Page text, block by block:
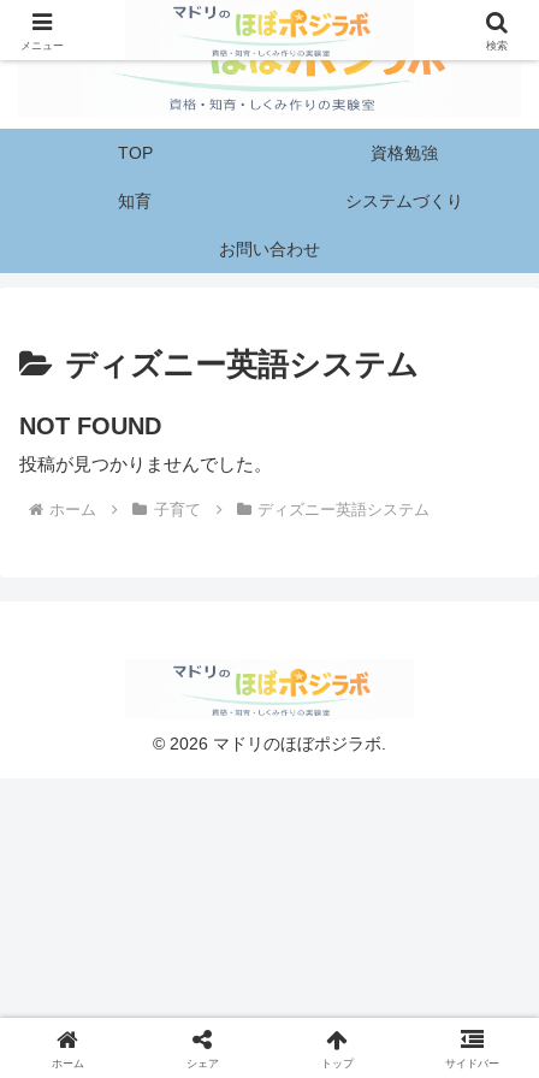
TOP 資格勉強
知育 システムづくり
お問い合わせ
ディズニー英語システム
NOT FOUND
投稿が見つかりませんでした。
ホーム 子育て ディズニー英語システム
© 2026 マドリのほぼポジラボ.
メニュー 検索
ホーム シェア トップ サイドバー